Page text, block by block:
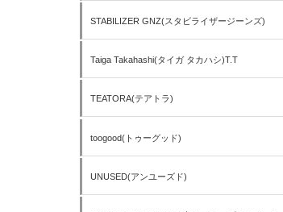
STABILIZER GNZ(スタビライザージーンズ)
Taiga Takahashi(タイガ タカハシ)T.T
TEATORA(テアトラ)
toogood(トゥーグッド)
UNUSED(アンユーズド)